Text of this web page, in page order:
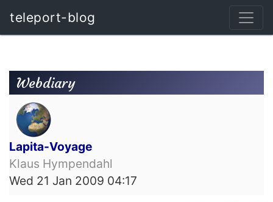
teleport-blog
Webdiary
Lapita-Voyage
Klaus Hympendahl
Wed 21 Jan 2009 04:17